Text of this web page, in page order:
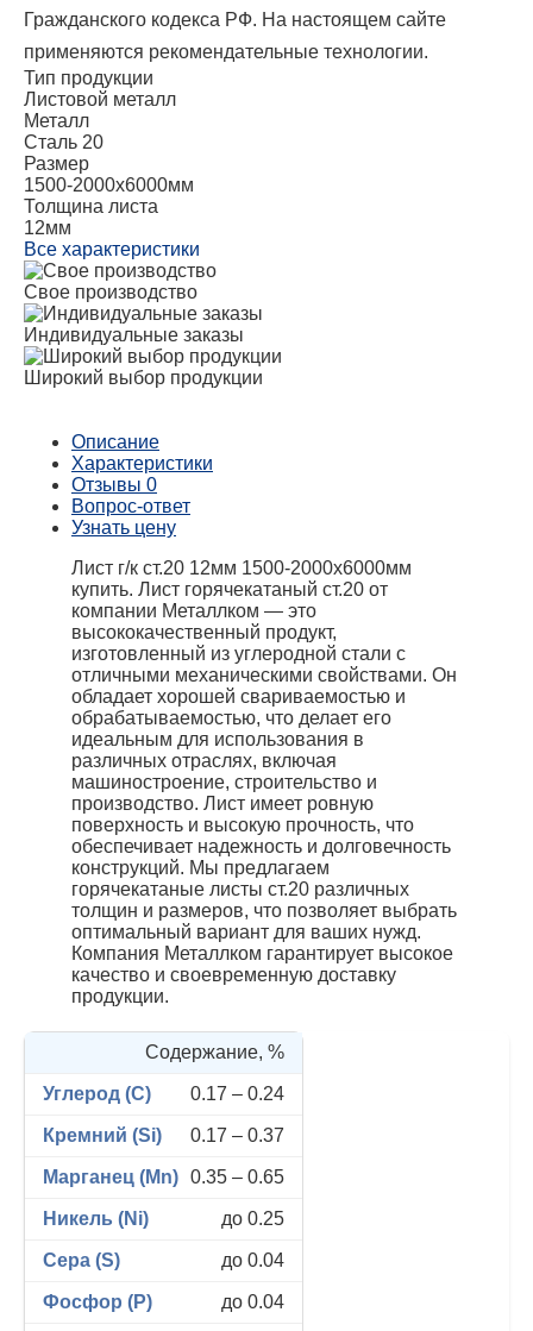
Гражданского кодекса РФ. На настоящем сайте
применяются рекомендательные технологии.
Тип продукции
Листовой металл
Металл
Сталь 20
Размер
1500-2000х6000мм
Толщина листа
12мм
Все характеристики
Свое производство
Индивидуальные заказы
Широкий выбор продукции
Описание
Характеристики
Отзывы 0
Вопрос-ответ
Узнать цену
Лист г/к ст.20 12мм 1500-2000х6000мм
купить. Лист горячекатаный ст.20 от
компании Металлком — это
высококачественный продукт,
изготовленный из углеродной стали с
отличными механическими свойствами. Он
обладает хорошей свариваемостью и
обрабатываемостью, что делает его
идеальным для использования в
различных отраслях, включая
машиностроение, строительство и
производство. Лист имеет ровную
поверхность и высокую прочность, что
обеспечивает надежность и долговечность
конструкций. Мы предлагаем
горячекатаные листы ст.20 различных
толщин и размеров, что позволяет выбрать
оптимальный вариант для ваших нужд.
Компания Металлком гарантирует высокое
качество и своевременную доставку
продукции.
Содержание, %
0.17 – 0.24
0.17 – 0.37
0.35 – 0.65
до 0.25
до 0.04
до 0.04